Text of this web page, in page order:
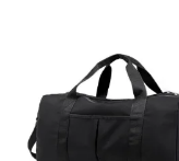
Les
options
peuvent